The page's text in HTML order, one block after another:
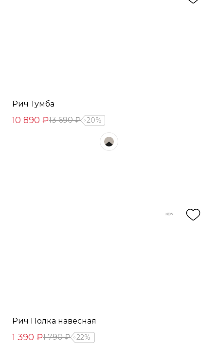
Рич Тумба
10 890 ₽13 690 ₽ 20%
Рич Полка навесная
1 390 ₽1 790 ₽ 22%